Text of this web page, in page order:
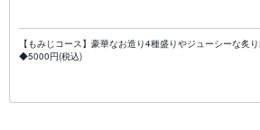
【もみじコース】豪華なお造り4種盛りやジューシーな炙
◆5000円(税込)